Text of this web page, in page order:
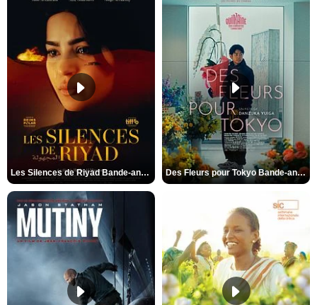
Les Silences de Riyad Bande-annonce VO STFR Des Fleurs pour Tokyo Bande-annonce VO STFR